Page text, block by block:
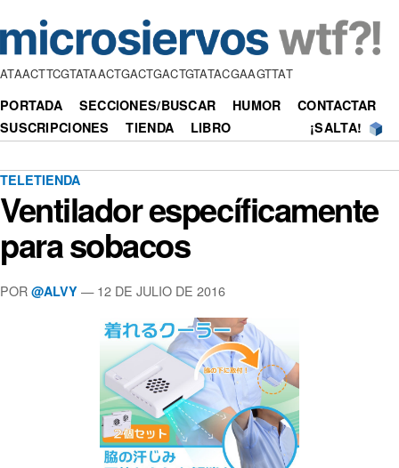
ATAACTTCGTATAACTGACTGACTGTATACGAAGTTAT
PORTADA SECCIONES/BUSCAR HUMOR
CONTACTAR
SUSCRIPCIONES
TIENDA LIBRO ¡SALTA!
TELETIENDA
Ventilador específicamente
para sobacos
POR @ALVY —12 DE JULIO DE 2016